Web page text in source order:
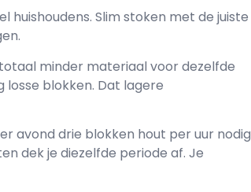
huishoudens. Slim stoken met de juiste
minder materiaal voor dezelfde
blokken. Dat lagere
avond drie blokken hout per uur nodig
dek je diezelfde periode af. Je